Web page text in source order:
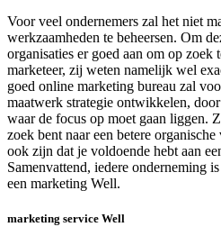
Voor veel ondernemers zal het niet
werkzaamheden te beheersen. Om
organisaties er goed aan om op zoek
marketeer, zij weten namelijk wel
goed online marketing bureau zal
maatwerk strategie ontwikkelen,
waar de focus op moet gaan liggen.
zoek bent naar een betere
ook zijn dat je voldoende hebt aan
Samenvattend, iedere onderneming
een marketing Well.
marketing service Well